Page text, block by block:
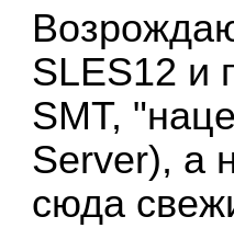
SLES12 и
SMT,
Server), а
сюда